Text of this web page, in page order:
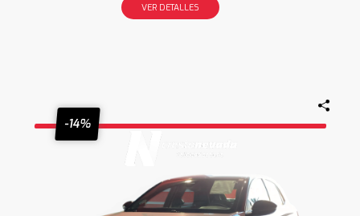
VER DETALLES
-14%